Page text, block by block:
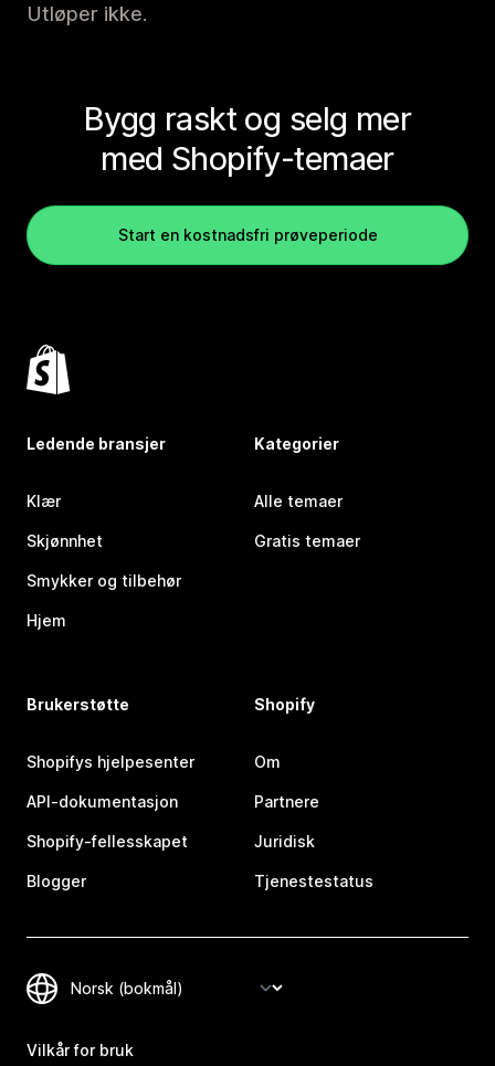
Utløper ikke.
Bygg raskt og selg mer
med Shopify-temaer
Start en kostnadsfri prøveperiode
Ledende bransjer
Klær
Skjønnhet
Smykker og tilbehør
Hjem
Kategorier
Alle temaer
Gratis temaer
Brukerstøtte
Shopifys hjelpesenter
API-dokumentasjon
Shopify-fellesskapet
Blogger
Shopify
Om
Partnere
Juridisk
Tjenestestatus
Vilkår for bruk